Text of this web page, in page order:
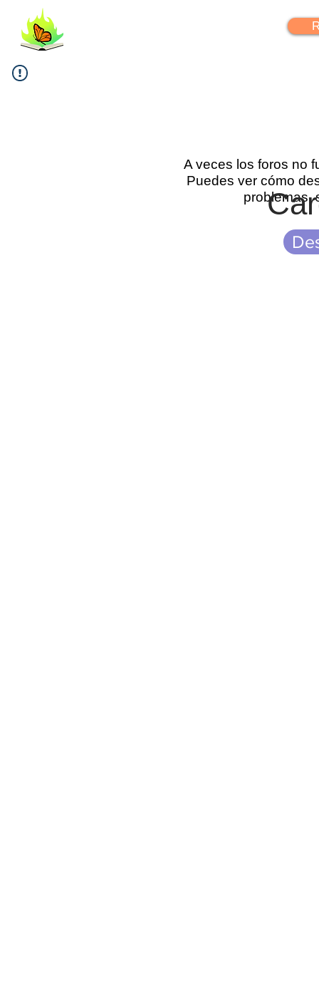
A veces los foros no
Puedes ver cómo
problemas,